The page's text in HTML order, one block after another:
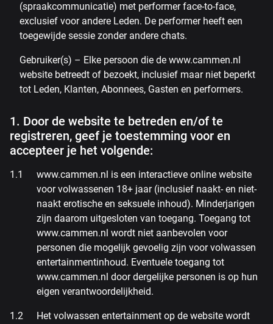
(spraakcommunicatie) met performer face-to-face,
exclusief voor andere Leden. De performer heeft een
toegewijde sessie zonder andere chats.
Gebruiker(s) – Elke persoon die de www.cammen.nl
website betreedt of bezoekt, inclusief maar niet beperkt
tot Leden, Klanten, Abonnees, Gasten en performers.
1. Door de website te betreden en/of te
registreren, geef je toestemming voor en
accepteer je het volgende:
www.cammen.nl is een interactieve online website
voor volwassenen 18+ jaar (inclusief naakt- en niet-
naakt erotische en seksuele inhoud). Minderjarigen
zijn daarom uitgesloten van toegang. Toegang tot
www.cammen.nl wordt niet aanbevolen voor
personen die mogelijk gevoelig zijn voor volwassen
entertainmentinhoud. Eventuele toegang tot
www.cammen.nl door dergelijke personen is op hun
eigen verantwoordelijkheid.
Het volwassen entertainment op de website wordt